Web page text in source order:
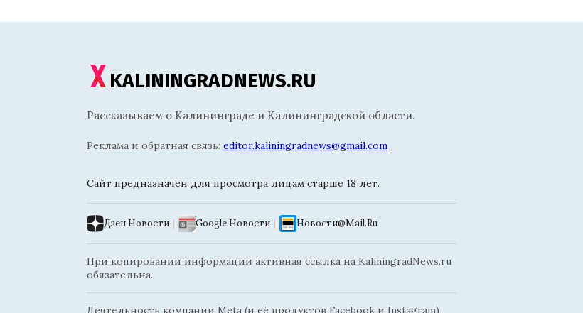
KALININGRADNEWS.RU
Рассказываем о Калининграде и Калининградской области.
Реклама и обратная связь: editor.kaliningradnews@gmail.com
Сайт предназначен для просмотра лицам старше 18 лет.
Дзен.Новости | Google.Новости | Новости@Mail.Ru
При копировании информации активная ссылка на KaliningradNews.ru
обязательна.
Деятельность компании Meta (и её продуктов Facebook и Instagram)